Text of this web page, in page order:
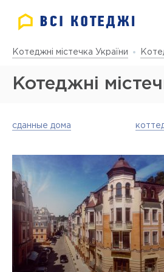
Котеджні містечка України
Котеджні
сданные дома